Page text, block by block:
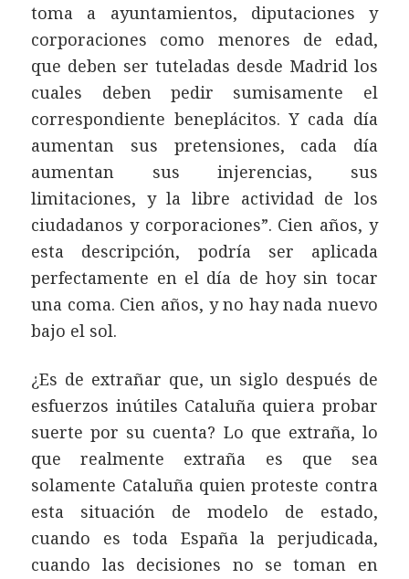
toma a ayuntamientos, diputaciones y
corporaciones como menores de edad,
que deben ser tuteladas desde Madrid los
cuales deben pedir sumisamente el
correspondiente beneplácitos. Y cada día
aumentan sus pretensiones, cada día
aumentan sus injerencias, sus
limitaciones, y la libre actividad de los
ciudadanos y corporaciones”. Cien años, y
esta descripción, podría ser aplicada
perfectamente en el día de hoy sin tocar
una coma. Cien años, y no hay nada nuevo
bajo el sol.
¿Es de extrañar que, un siglo después de
esfuerzos inútiles Cataluña quiera probar
suerte por su cuenta? Lo que extraña, lo
que realmente extraña es que sea
solamente Cataluña quien proteste contra
esta situación de modelo de estado,
cuando es toda España la perjudicada,
cuando las decisiones no se toman en